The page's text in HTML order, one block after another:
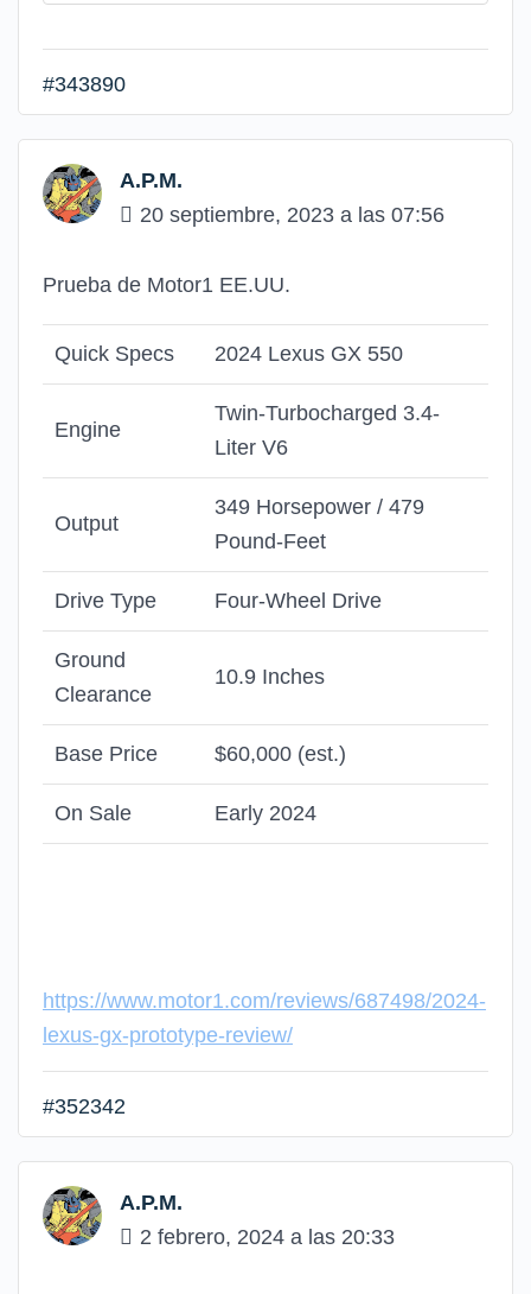
#343890
A.P.M.
20 septiembre, 2023 a las 07:56
Prueba de Motor1 EE.UU.
Quick Specs 2024 Lexus GX 550
Engine
Twin-Turbocharged 3.4-
Liter V6
Output
349 Horsepower / 479
Pound-Feet
Drive Type Four-Wheel Drive
Ground
Clearance
10.9 Inches
Base Price $60,000 (est.)
On Sale Early 2024
https://www.motor1.com/reviews/687498/2024-
lexus-gx-prototype-review/
#352342
A.P.M.
2 febrero, 2024 a las 20:33